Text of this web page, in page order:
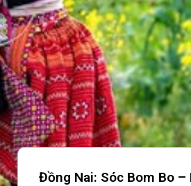
Đồng Nai: Sóc Bom Bo